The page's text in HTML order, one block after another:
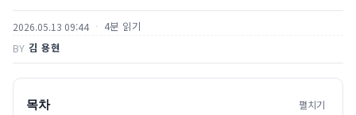
2026.05.13 09:44 4분 읽기
BY 김 용현
목차 펼치기